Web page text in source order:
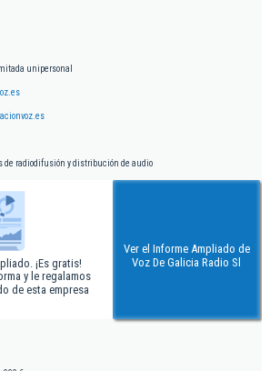
unipersonal
de radiodifusión y distribución de audio
¡Es gratis!
y le regalamos
de esta empresa
Ver el Informe Ampliado de
Voz De Galicia Radio Sl